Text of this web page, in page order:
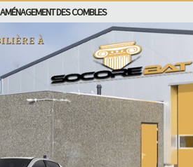
AMÉNAGEMENT DES COMBLES
à